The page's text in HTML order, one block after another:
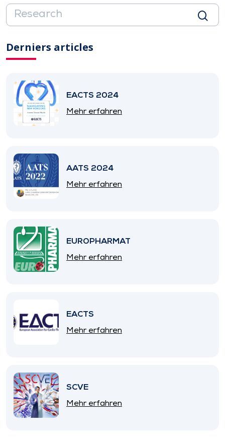
Derniers articles
EACTS 2024
Mehr erfahren
AATS 2024
Mehr erfahren
EUROPHARMAT
Mehr erfahren
EACTS
Mehr erfahren
SCVE
Mehr erfahren